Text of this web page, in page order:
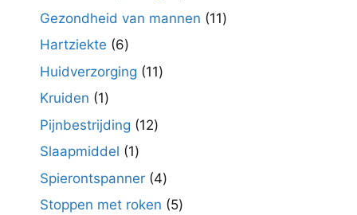
producten
Gezondheid van mannen 1111
Hartziekte 66
producten
Huidverzorging 1111
Kruiden 11
product
Pijnbestrijding 1212
Slaapmiddel 11
product
Spierontspanner 44
producten
Stoppen met roken 55